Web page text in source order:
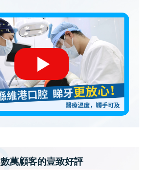
數萬顧客的壹致好評